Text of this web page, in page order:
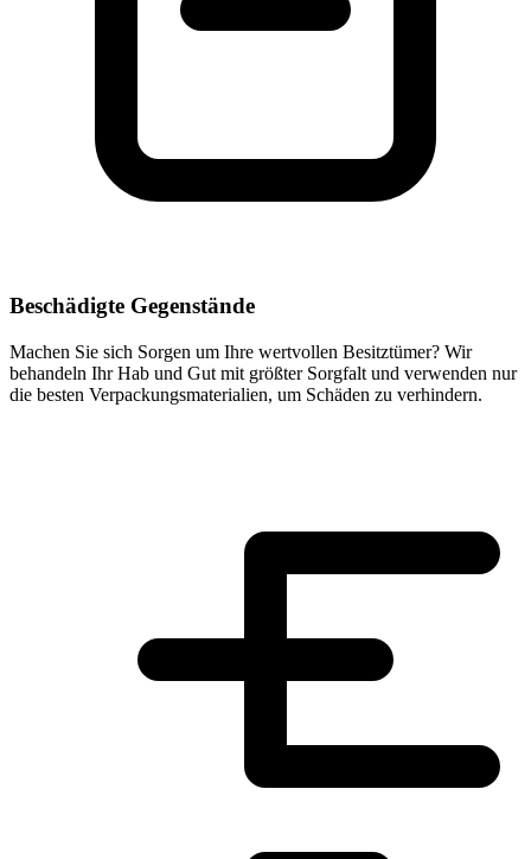
Beschädigte Gegenstände
Machen Sie sich Sorgen um Ihre wertvollen Besitztümer? Wir
behandeln Ihr Hab und Gut mit größter Sorgfalt und verwenden nur
die besten Verpackungsmaterialien, um Schäden zu verhindern.